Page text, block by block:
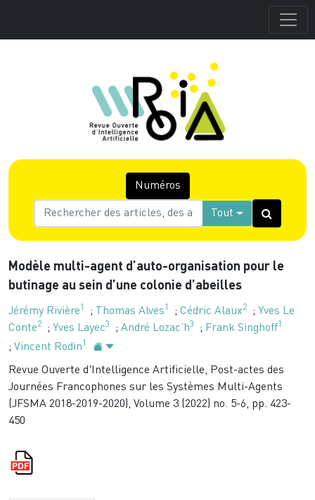
Numéros
Tout
Modèle multi-agent d’auto-organisation pour le
butinage au sein d’une colonie d’abeilles
Jérémy Rivière1 ; Thomas Alves1 ; Cédric Alaux2 ; Yves Le
Conte2 ; Yves Layec3 ; André Lozac’h3 ; Frank Singhoff1
; Vincent Rodin 1
Revue Ouverte d'Intelligence Artificielle, Post-actes des
Journées Francophones sur les Systèmes Multi-Agents
(JFSMA 2018-2019-2020), Volume 3 (2022) no. 5-6, pp. 423-
450